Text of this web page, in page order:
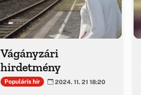
Vágányzári
hirdetmény
Populáris hír 2024. 11. 21 18:20